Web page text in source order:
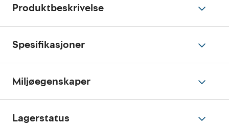
Produktbeskrivelse
Spesifikasjoner
Miljøegenskaper
Lagerstatus